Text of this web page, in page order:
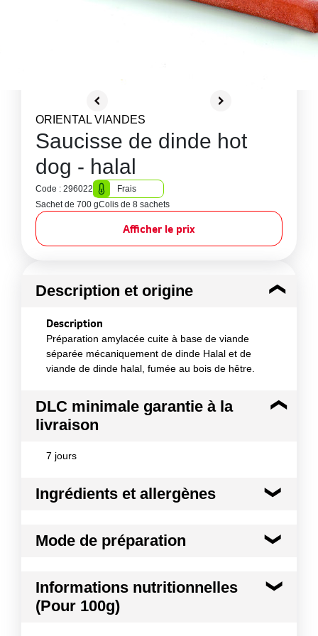
ORIENTAL VIANDES
Saucisse de dinde hot
dog - halal
Code : 296022
Frais
Sachet de 700 gColis de 8 sachets
Afficher le prix
Description et origine
Description
Préparation amylacée cuite à base de viande
séparée mécaniquement de dinde Halal et de
viande de dinde halal, fumée au bois de hêtre.
DLC minimale garantie à la
livraison
7 jours
Ingrédients et allergènes
Viande séparée mécaniquement de dinde Halal
peau de dinde Halal (origine UE), sel, protéine de
SOJA, stabilisants : E451, E331, E262, E1422 et
E461, exhausteur de goût : E621*, protéine de SOJA
Mode de préparation
l'eau frémissante (non bouillante) pendant environ 5
minutes. Pour les enfants de moins de 4 ans,
Informations nutritionnelles
(Pour 100g)